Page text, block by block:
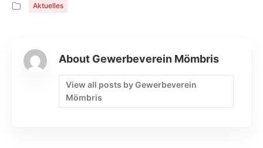
Aktuelles
About Gewerbeverein Mömbris
View all posts by Gewerbeverein
Mömbris